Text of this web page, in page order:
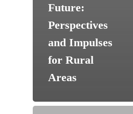
Future:
Perspectives
and Impulses
for Rural
Areas